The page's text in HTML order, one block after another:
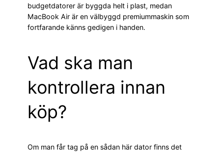
budgetdatorer är byggda helt i plast, medan
MacBook Air är en välbyggd premiummaskin som
fortfarande känns gedigen i handen.
Vad ska man
kontrollera innan
köp?
Om man får tag på en sådan här dator finns det